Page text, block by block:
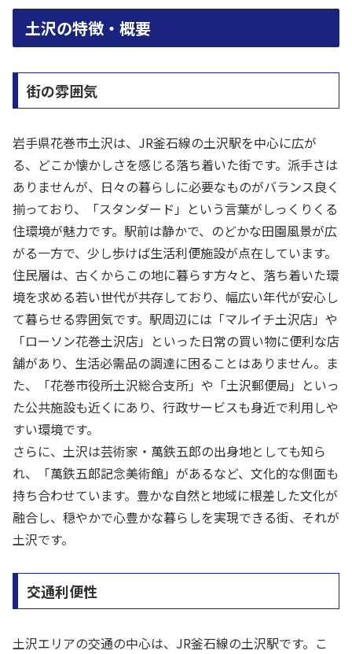
土沢の特徴・概要
街の雰囲気
岩手県花巻市土沢は、JR釜石線の土沢駅を中心に広が
る、どこか懐かしさを感じる落ち着いた街です。派手さは
ありませんが、日々の暮らしに必要なものがバランス良く
揃っており、「スタンダード」という言葉がしっくりくる
住環境が魅力です。駅前は静かで、のどかな田園風景が広
がる一方で、少し歩けば生活利便施設が点在しています。
住民層は、古くからこの地に暮らす方々と、落ち着いた環
境を求める若い世代が共存しており、幅広い年代が安心し
て暮らせる雰囲気です。駅周辺には「マルイチ土沢店」や
「ローソン花巻土沢店」といった日常の買い物に便利な店
舗があり、生活必需品の調達に困ることはありません。ま
た、「花巻市役所土沢総合支所」や「土沢郵便局」といっ
た公共施設も近くにあり、行政サービスも身近で利用しや
すい環境です。
さらに、土沢は芸術家・萬鉄五郎の出身地としても知ら
れ、「萬鉄五郎記念美術館」があるなど、文化的な側面も
持ち合わせています。豊かな自然と地域に根差した文化が
融合し、穏やかで心豊かな暮らしを実現できる街、それが
土沢です。
交通利便性
土沢エリアの交通の中心は、JR釜石線の土沢駅です。こ